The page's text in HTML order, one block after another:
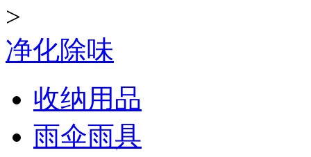
>
净化除味
收纳用品
雨伞雨具